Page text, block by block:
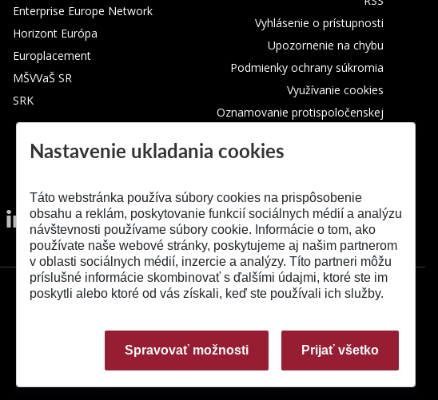
Enterprise Europe Network
Horizont Európa
Europlacement
MŠVVaŠ SR
SRK
Vyhlásenie o prístupnosti
Upozornenie na chybu
Podmienky ochrany súkromia
Využívanie cookies
Oznamovanie protispoločenskej
Nastavenie ukladania cookies
Táto webstránka používa súbory cookies na prispôsobenie
obsahu a reklám, poskytovanie funkcií sociálnych médií a analýzu
návštevnosti používame súbory cookie. Informácie o tom, ako
používate naše webové stránky, poskytujeme aj našim partnerom
v oblasti sociálnych médií, inzercie a analýzy. Títo partneri môžu
príslušné informácie skombinovať s ďalšími údajmi, ktoré ste im
poskytli alebo ktoré od vás získali, keď ste používali ich služby.
Spravovať možnosti Prijať všetko